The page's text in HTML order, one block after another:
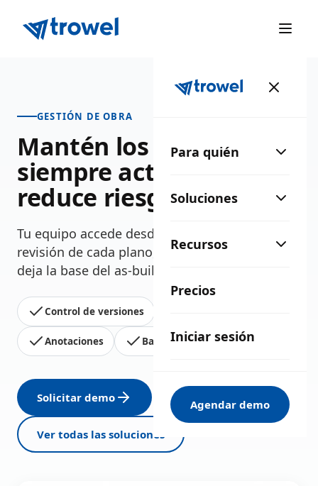
Para quién
Soluciones
Recursos
Precios
Iniciar sesión
Agendar demo
GESTIÓN DE OBRA
Mantén los planos
siempre actualizados y
reduce riesgos en obra
Tu equipo accede desde el móvil a la última
revisión de cada plano, anota incidencias y
deja la base del as-built lista al cerrar la obra.
Control de versiones
Anotaciones Base del as-built
Solicitar demo
Ver todas las soluciones